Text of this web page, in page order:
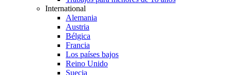
International
Alemania
Austria
Bélgica
Francia
Los países bajos
Reino Unido
Suecia